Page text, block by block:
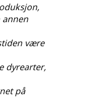
annen
være
dyrearter,
på